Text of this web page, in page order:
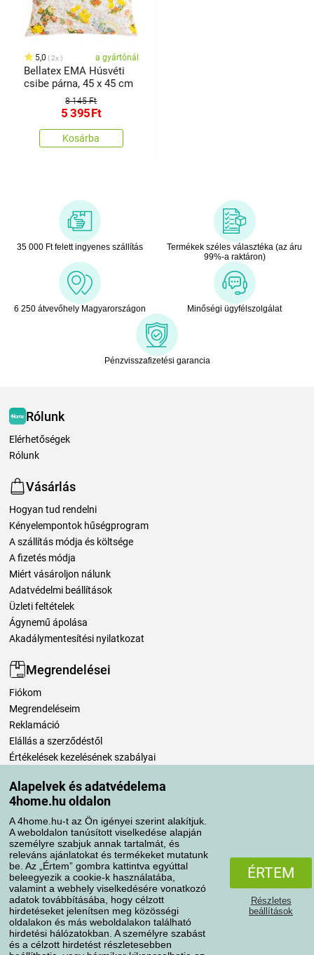
Alapelvek és adatvédelema
4home.hu oldalon
A 4home.hu-t az Ön igényei szerint alakítjuk.
A weboldalon tanúsított viselkedése alapján
személyre szabjuk annak tartalmát, és
releváns ajánlatokat és termékeket mutatunk
be. Az „Értem” gombra kattintva egyúttal
beleegyezik a cookie-k használatába,
valamint a webhely viselkedésére vonatkozó
adatok továbbításába, hogy célzott
hirdetéseket jelenítsen meg közösségi
oldalakon és más weboldalakon található
hirdetési hálózatokban. A személyre szabást
és a célzott hirdetést részletesebben
ÉRTEM
Részletes
beállítások
5,0 2x a gyártónál
Bellatex EMA Húsvéti
csibe párna, 45 x 45 cm
8 145 Ft
5 395Ft
Kosárba
35 000 Ft felett ingyenes szállítás
Termékek széles választéka (az áru
99%-a raktáron)
6 250 átvevőhely Magyarországon Minőségi ügyfélszolgálat
Pénzvisszafizetési garancia
Rólunk
Elérhetőségek
Rólunk
Vásárlás
Hogyan tud rendelni
Kényelempontok hűségprogram
A szállítás módja és költsége
A fizetés módja
Miért vásároljon nálunk
Adatvédelmi beállítások
Üzleti feltételek
Ágynemű ápolása
Akadálymentesítési nyilatkozat
Megrendelései
Fiókom
Megrendeléseim
Reklamáció
Elállás a szerződéstől
Értékelések kezelésének szabályai
Szállítási módok
Fizetési módok
AdatvédelemSüti szabályzat